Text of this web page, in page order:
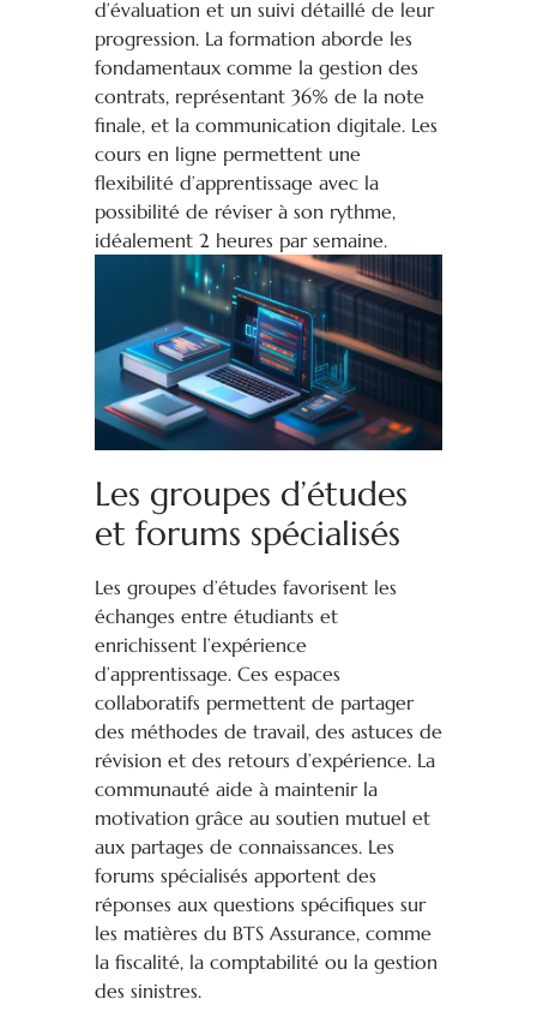
d’évaluation et un suivi détaillé de leur
progression. La formation aborde les
fondamentaux comme la gestion des
contrats, représentant 36% de la note
finale, et la communication digitale. Les
cours en ligne permettent une
flexibilité d’apprentissage avec la
possibilité de réviser à son rythme,
idéalement 2 heures par semaine.
Les groupes d’études
et forums spécialisés
Les groupes d’études favorisent les
échanges entre étudiants et
enrichissent l’expérience
d’apprentissage. Ces espaces
collaboratifs permettent de partager
des méthodes de travail, des astuces de
révision et des retours d’expérience. La
communauté aide à maintenir la
motivation grâce au soutien mutuel et
aux partages de connaissances. Les
forums spécialisés apportent des
réponses aux questions spécifiques sur
les matières du BTS Assurance, comme
la fiscalité, la comptabilité ou la gestion
des sinistres.